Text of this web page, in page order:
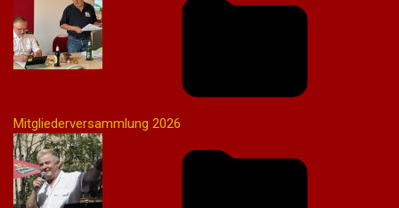
Mitgliederversammlung 2026